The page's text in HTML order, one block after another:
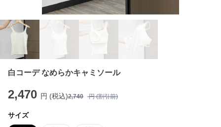
白コーデ なめらかキャミソール
2,470 円 (税込)2,740 円 (割引前)
サイズ